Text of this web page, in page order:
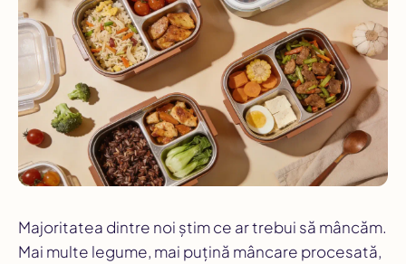
Majoritatea dintre noi știm ce ar trebui să mâncăm.
Mai multe legume, mai puțină mâncare procesată,